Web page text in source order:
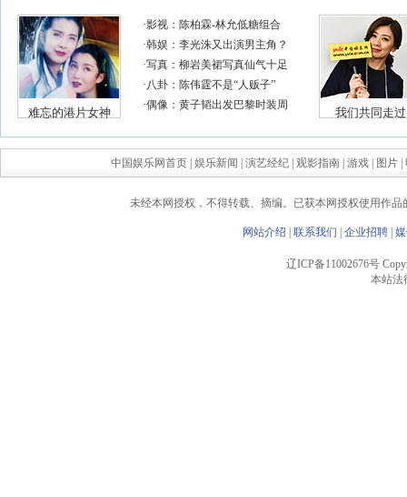
中国娱乐网首页| 娱乐新闻 演艺经纪| 观影指南| 游戏| 图片|
未经本网授权，不得转载、摘编。已获本网授权使用作
网站介绍 联系我们 企业招聘
辽ICP备11002676号
本站法